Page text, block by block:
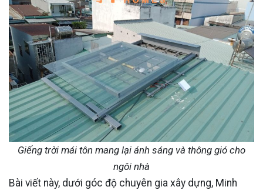
Giếng trời mái tôn mang lại ánh sáng và thông gió cho
ngôi nhà
Bài viết này, dưới góc độ chuyên gia xây dựng, Minh